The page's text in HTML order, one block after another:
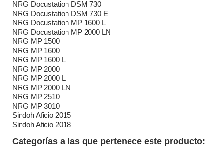
NRG Docustation DSM 730
NRG Docustation DSM 730 E
NRG Docustation MP 1600 L
NRG Docustation MP 2000 LN
NRG MP 1500
NRG MP 1600
NRG MP 1600 L
NRG MP 2000
NRG MP 2000 L
NRG MP 2000 LN
NRG MP 2510
NRG MP 3010
Sindoh Aficio 2015
Sindoh Aficio 2018
Categorías a las que pertenece este producto: